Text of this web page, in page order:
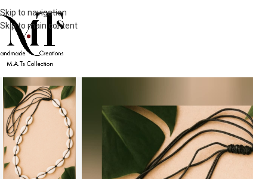
Skip to navigation
Skip to main content